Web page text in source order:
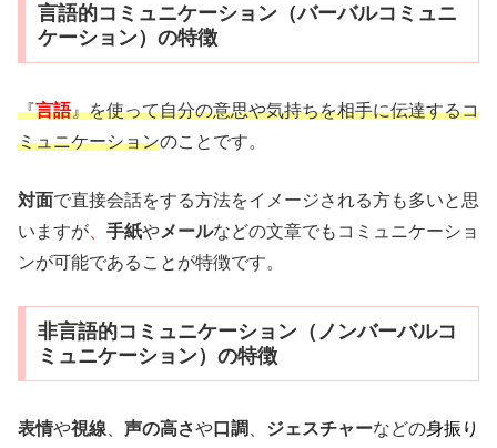
言語的コミュニケーション（バーバルコミュニ
ケーション）の特徴
『言語』を使って自分の意思や気持ちを相手に伝達するコ
ミュニケーションのことです。
対面で直接会話をする方法をイメージされる方も多いと思
いますが
手紙やメールなどの文章でもコミュニケーショ
ンが可能であることが特徴です。
非言語的コミュニケーション（ノンバーバルコ
ミュニケーション）の特徴
表情や視線 声の高さや口調 ジェスチャーなどの身振り